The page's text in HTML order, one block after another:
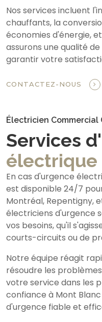
Nos services incluent
chauffants, la
économies d'énergie,
assurons une qualité
garantir votre
CONTACTEZ-NOUS
Électricien Commercial
Services
électrique
En cas d'urgence
est disponible 24/7
Montréal, Repentigny,
électriciens d'urgence
vos besoins, qu'il
courts-circuits ou de
Notre équipe réagit
résoudre les
votre service dans les
confiance à Mont
d'urgence fiable et